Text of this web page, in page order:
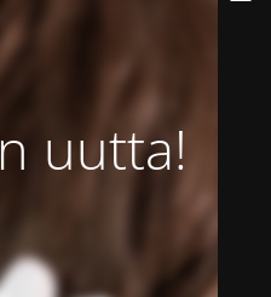
uutta!